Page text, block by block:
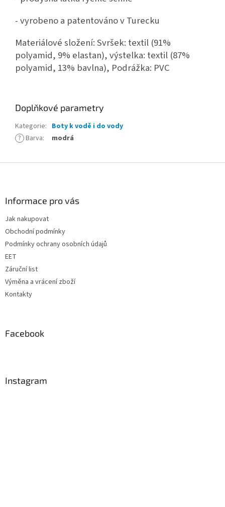
- vyrobeno a patentováno v Turecku
Materiálové složení: Svršek: textil (91%
polyamid, 9% elastan), výstelka: textil (87%
polyamid, 13% bavlna), Podrážka: PVC
Doplňkové parametry
Kategorie: Boty k vodě i do vody
? Barva: modrá
Informace pro vás
Jak nakupovat
Obchodní podmínky
Podmínky ochrany osobních údajů
EET
Záruční list
Výměna a vrácení zboží
Kontakty
Facebook
Instagram